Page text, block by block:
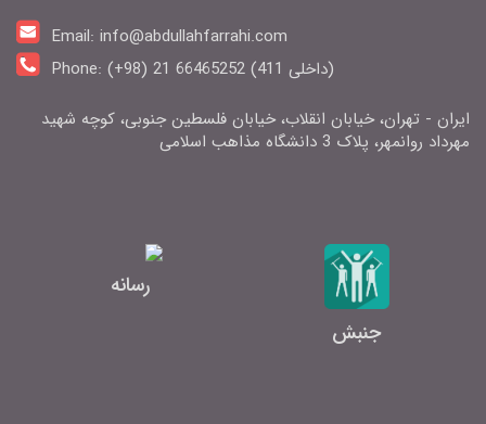
Email: info@abdullahfarrahi.com
Phone: (+98) 21 66465252 (411 داخلی)
ایران - تهران، خیابان انقلاب، خیابان فلسطین جنوبی، کوچه شهید
مهرداد روانمهر، پلاک 3 دانشگاه مذاهب اسلامی
رسانه
جنبش